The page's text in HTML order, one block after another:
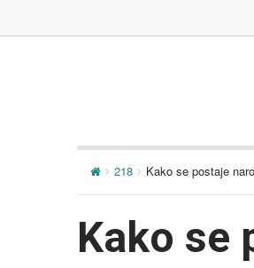
218 Kako se postaje
Kako se